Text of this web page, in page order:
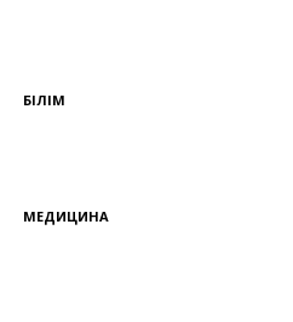
БІЛІМ
МЕДИЦИНА